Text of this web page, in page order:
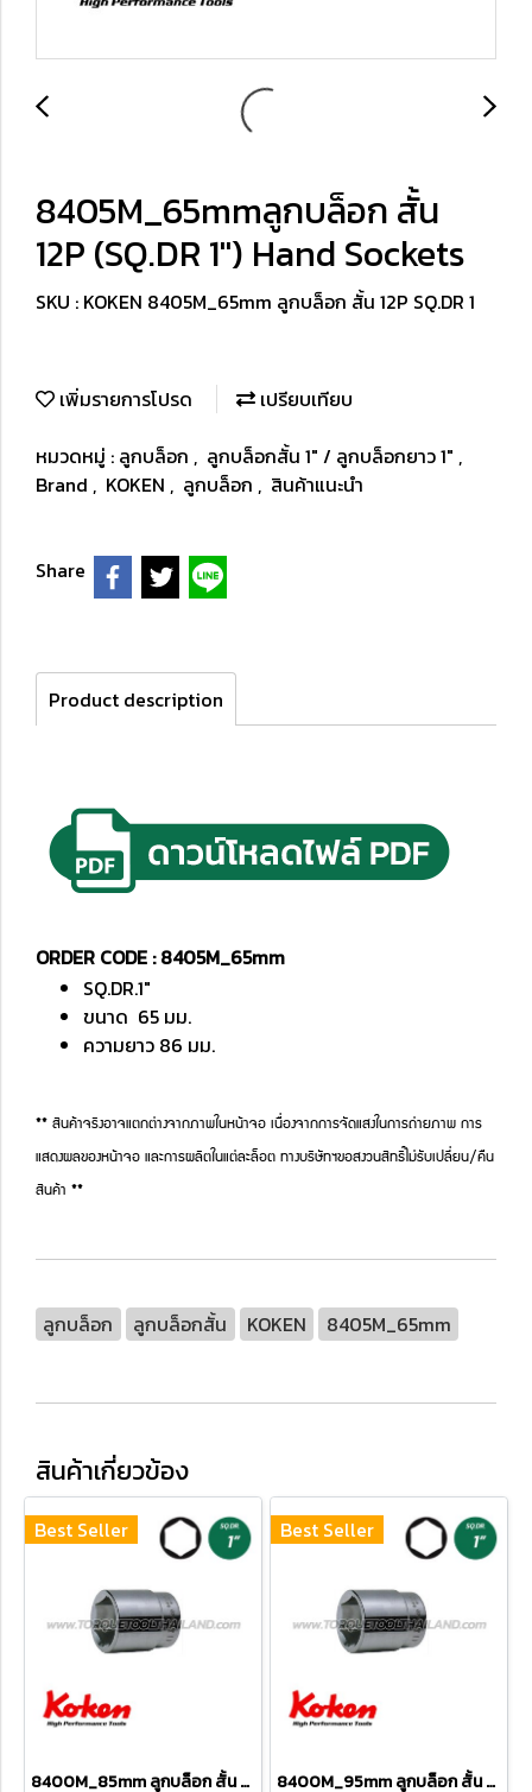
8405M_65mmลูกบล็อก สั้น
12P (SQ.DR 1") Hand Sockets
SKU : KOKEN 8405M_65mm ลูกบล็อก สั้น 12P SQ.DR 1
เพิ่มรายการโปรด
เปรียบเทียบ
หมวดหมู่ : ลูกบล็อก , ลูกบล็อกสั้น 1" / ลูกบล็อกยาว 1" ,
Brand , KOKEN , ลูกบล็อก , สินค้าแนะนำ
Share
Product description
ORDER CODE : 8405M_65mm
SQ.DR.1"
ขนาด 65 มม.
ความยาว 86 มม.
** สินค้าจริงอาจแตกต่างจากภาพในหน้าจอ เนื่องจากการจัดแสงในการถ่ายภาพ การ
แสดงผลของหน้าจอ และการผลิตในแต่ละล็อต ทางบริษัทฯขอสงวนสิทธิ์ไม่รับเปลี่ยน/คืน
สินค้า **
ลูกบล็อก ลูกบล็อกสั้น KOKEN 8405M_65mm
สินค้าเกี่ยวข้อง
Best Seller
8400M_85mm ลูกบล็อก สั้น 6P (SQ.DR 1") Hand Sockets
Best Seller
8400M_95mm ลูกบล็อก สั้น 6P (SQ.DR 1") Hand Sockets